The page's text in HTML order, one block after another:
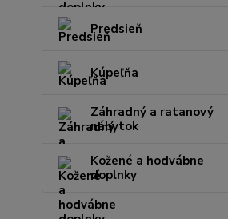
Predsieň
Kúpeľňa
Záhradný a ratanový
nábytok
Kožené a hodvábne
doplnky